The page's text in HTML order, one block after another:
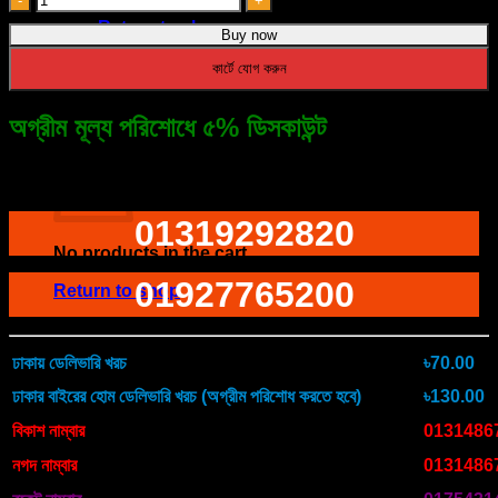
Return to shop
Cart
No products in the cart.
Return to shop
৳ 1,250.00.৳ 990.00.
speaker
quantity
কার্টে যোগ করুন
Buy now
অগ্রীম মূল্য পরিশোধে ৫% ডিসকাউন্ট
01319292820
01927765200
ঢাকায় ডেলিভারি খরচ
৳70.00
ঢাকার বাইরের হোম ডেলিভারি খরচ (অগ্রীম পরিশোধ করতে হবে)
৳130.00
বিকাশ নাম্বার
নগদ নাম্বার